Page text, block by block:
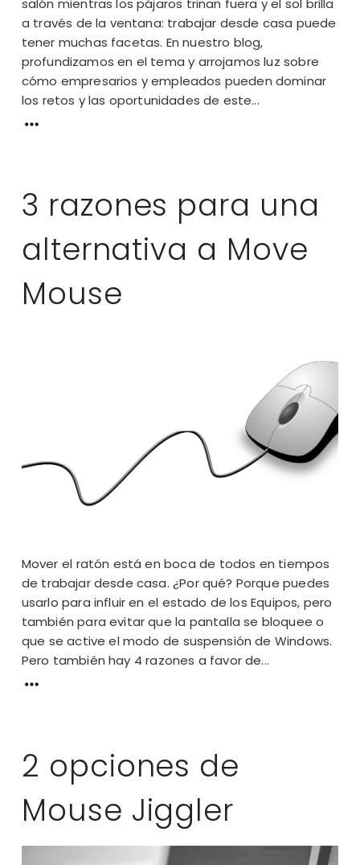
a través de la ventana: trabajar desde casa puede
tener muchas facetas. En nuestro blog,
profundizamos en el tema y arrojamos luz sobre
cómo empresarios y empleados pueden dominar
los retos y las oportunidades de este...
3 razones para una
alternativa a Move
Mouse
Mover el ratón está en boca de todos en tiempos
de trabajar desde casa. ¿Por qué? Porque puedes
usarlo para influir en el estado de los Equipos, pero
también para evitar que la pantalla se bloquee o
que se active el modo de suspensión de Windows.
Pero también hay 4 razones a favor de...
2 opciones de
Mouse Jiggler